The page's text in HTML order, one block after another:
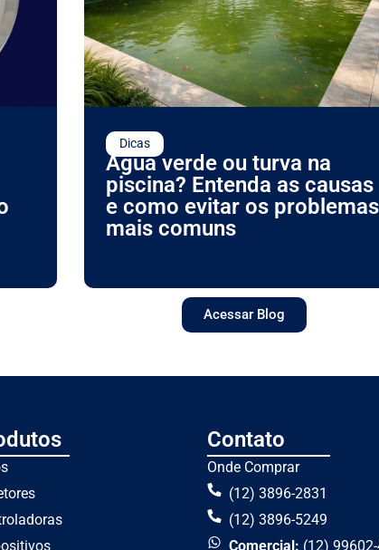
Dicas
Água verde ou turva na
piscina? Entenda as causas
e como evitar os problemas
mais comuns
Acessar Blog
Contato
Onde Comprar
(12) 3896-2831
(12) 3896-5249
Comercial: (12)